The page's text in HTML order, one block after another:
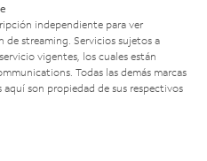
independiente para ver
streaming. Servicios sujetos a
vigentes, los cuales están
Todas las demás marcas
son propiedad de sus respectivos